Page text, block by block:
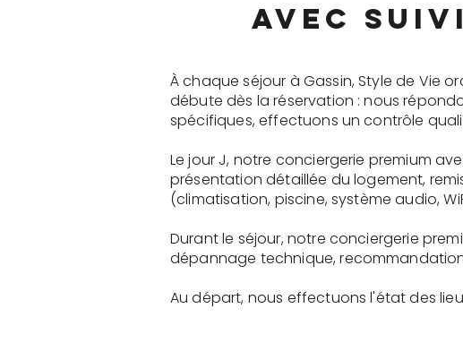
avec
À chaque séjour à Gassin, Style de Vie
débute dès la réservation : nous
spécifiques, effectuons un contrôle
Le jour J, notre conciergerie premium
présentation détaillée du logement,
(climatisation, piscine, système audio,
Durant le séjour, notre conciergerie
dépannage technique,
Au départ, nous effectuons l'état des